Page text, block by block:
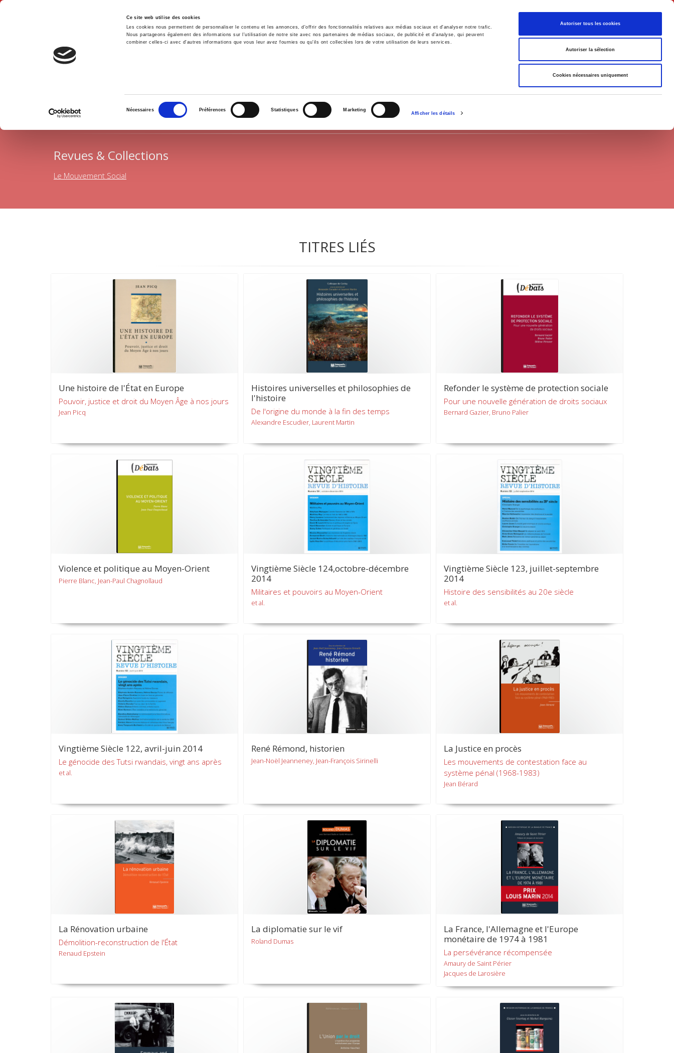
Ce site web utilise des cookies
Les cookies nous permettent de personnaliser le contenu et les annonces, d'offrir des fonctionnalités relatives aux médias sociaux et d'analyser notre trafic.
Nous partageons également des informations sur l'utilisation de notre site avec nos partenaires de médias sociaux, de publicité et d'analyse, qui peuvent
combiner celles-ci avec d'autres informations que vous leur avez fournies ou qu'ils ont collectées lors de votre utilisation de leurs services.
consentement
Nécessaires Préférences Statistiques Marketing
Afficher les détails
Autoriser tous les cookies
Autoriser la sélection
Cookies nécessaires uniquement
Français
Accueil Environnement Histoire International
HISTOIRE
Revues & Collections
Le Mouvement Social
TITRES LIÉS
Une histoire de l'État en Europe
Pouvoir, justice et droit du Moyen Âge à nos jours
Jean Picq
Histoires universelles et philosophies de
l'histoire
De l'origine du monde à la fin des temps
Alexandre Escudier, Laurent Martin
Refonder le système de protection sociale
Pour une nouvelle génération de droits sociaux
Bernard Gazier, Bruno Palier
Violence et politique au Moyen-Orient
Pierre Blanc, Jean-Paul Chagnollaud
Vingtième Siècle 124,octobre-décembre
2014
Militaires et pouvoirs au Moyen-Orient
et al.
Vingtième Siècle 123, juillet-septembre
2014
Histoire des sensibilités au 20e siècle
et al.
Vingtième Siècle 122, avril-juin 2014
Le génocide des Tutsi rwandais, vingt ans après
et al.
René Rémond, historien
Jean-Noël Jeanneney, Jean-François Sirinelli
La Justice en procès
Les mouvements de contestation face au
système pénal (1968-1983)
Jean Bérard
La Rénovation urbaine
Démolition-reconstruction de l'État
Renaud Epstein
La diplomatie sur le vif
Roland Dumas
La France, l'Allemagne et l'Europe
monétaire de 1974 à 1981
La persévérance récompensée
Amaury de Saint Périer
Jacques de Larosière